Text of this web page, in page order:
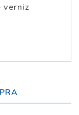
verniz